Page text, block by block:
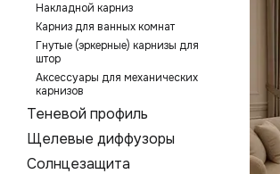
Накладной карниз
Карниз для ванных комнат
Гнутые (эркерные) карнизы для
штор
Аксессуары для механических
карнизов
Теневой профиль
Щелевые диффузоры
Солнцезащита